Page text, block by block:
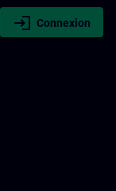
login Connexion